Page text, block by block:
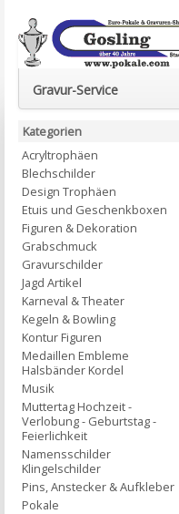
Euro-Pokale & Gravur-
Gravur-Service
Kategorien
Acryltrophäen
Blechschilder
Design Trophäen
Etuis und Geschenkboxen
Figuren & Dekoration
Grabschmuck
Gravurschilder
Jagd Artikel
Karneval & Theater
Kegeln & Bowling
Kontur Figuren
Medaillen Embleme
Halsbänder Kordel
Musik
Muttertag Hochzeit -
Verlobung - Geburtstag -
Feierlichkeit
Namensschilder
Klingelschilder
Pins, Anstecker & Aufkleber
Pokale